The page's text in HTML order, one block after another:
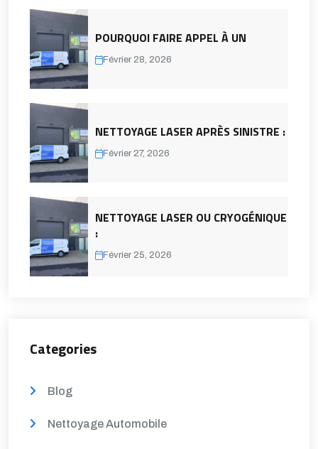
POURQUOI FAIRE APPEL À UN
Février 28, 2026
NETTOYAGE LASER APRÈS SINISTRE :
Février 27, 2026
NETTOYAGE LASER OU CRYOGÉNIQUE
:
Février 25, 2026
Categories
Blog
Nettoyage Automobile